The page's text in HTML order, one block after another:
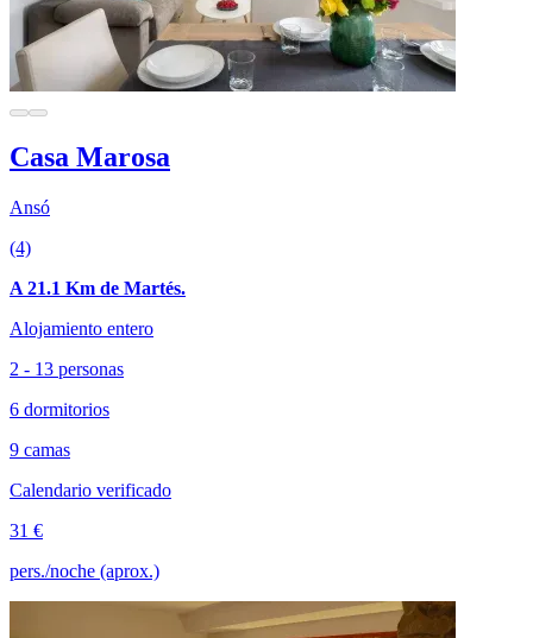
Casa Marosa
Ansó
(4)
A 21.1 Km de Martés.
Alojamiento entero
2 - 13 personas
6 dormitorios
9 camas
Calendario verificado
31 €
pers./noche (aprox.)